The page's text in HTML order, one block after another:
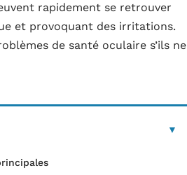
rapidement se retrouver
et provoquant des irritations.
de santé oculaire s’ils ne